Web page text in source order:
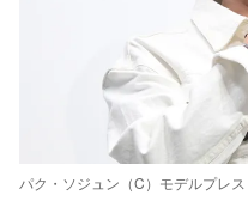
パク・ソジュン（C）モデルプレス